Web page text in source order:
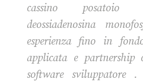
cassino posatoio
deossiadenosina
esperienza fino in
applicata e partnership
software sviluppatore .